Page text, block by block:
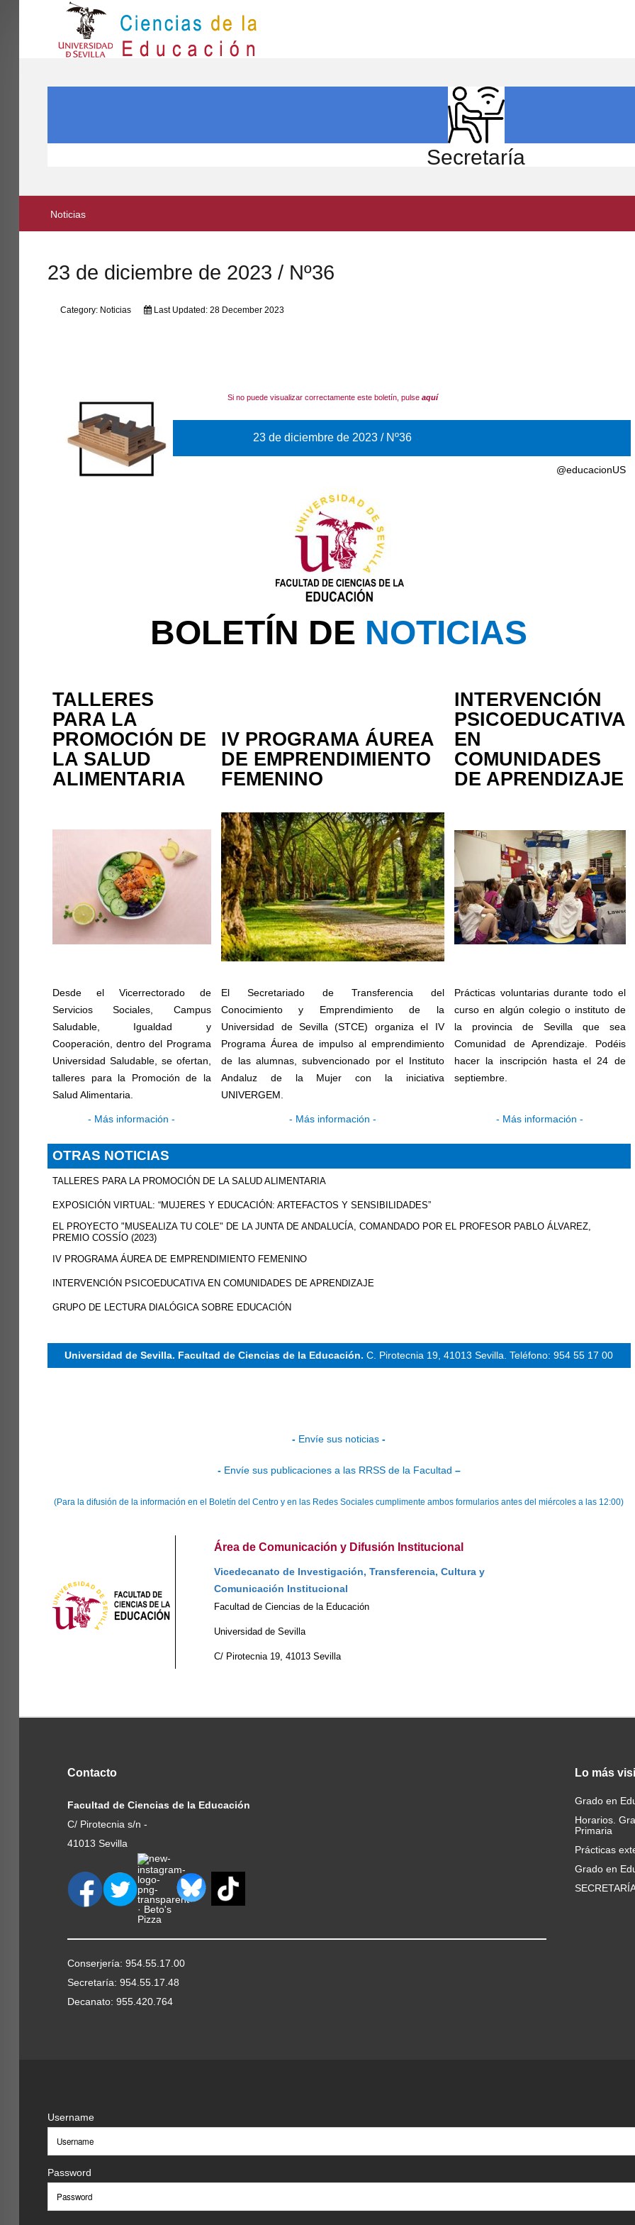
PARTICIPA
Secretaría
Noticias
23 de diciembre de 2023 / Nº36
Category: Noticias Last Updated: 28 December 2023
Si no puede visualizar correctamente este boletín, pulse aquí
23 de diciembre de 2023 / Nº36
@educacionUS
BOLETÍN DE NOTICIAS
TALLERES
PARA LA
PROMOCIÓN DE
LA SALUD
ALIMENTARIA
IV PROGRAMA ÁUREA
DE EMPRENDIMIENTO
FEMENINO
INTERVENCIÓN
PSICOEDUCATIVA
EN
COMUNIDADES
DE APRENDIZAJE
Desde el Vicerrectorado de
Servicios Sociales, Campus
Saludable, Igualdad y
Cooperación, dentro del Programa
Universidad Saludable, se ofertan,
talleres para la Promoción de la
Salud Alimentaria.
El Secretariado de Transferencia del
Conocimiento y Emprendimiento de la
Universidad de Sevilla (STCE) organiza el IV
Programa Áurea de impulso al emprendimiento
de las alumnas, subvencionado por el Instituto
Andaluz de la Mujer con la iniciativa
UNIVERGEM.
Prácticas voluntarias durante todo el
curso en algún colegio o instituto de
la provincia de Sevilla que sea
Comunidad de Aprendizaje. Podéis
hacer la inscripción hasta el 24 de
septiembre.
- Más información - - Más información - - Más información -
OTRAS NOTICIAS
TALLERES PARA LA PROMOCIÓN DE LA SALUD ALIMENTARIA
EXPOSICIÓN VIRTUAL: “MUJERES Y EDUCACIÓN: ARTEFACTOS Y SENSIBILIDADES”
EL PROYECTO "MUSEALIZA TU COLE" DE LA JUNTA DE ANDALUCÍA, COMANDADO POR EL PROFESOR PABLO ÁLVAREZ,
PREMIO COSSÍO (2023)
IV PROGRAMA ÁUREA DE EMPRENDIMIENTO FEMENINO
INTERVENCIÓN PSICOEDUCATIVA EN COMUNIDADES DE APRENDIZAJE
GRUPO DE LECTURA DIALÓGICA SOBRE EDUCACIÓN
Universidad de Sevilla. Facultad de Ciencias de la Educación.C. Pirotecnia 19, 41013 Sevilla.Teléfono: 954 55 17 00
- Envíe sus noticias -
- Envíe sus publicaciones a las RRSS de la Facultad –
(Para la difusión de la información en el Boletín del Centro y en las Redes Sociales cumplimente ambos formularios antes del miércoles a las 12:00)
Área de Comunicación y Difusión Institucional
Vicedecanato de Investigación, Transferencia, Cultura y
Comunicación Institucional
Facultad de Ciencias de la Educación
Universidad de Sevilla
C/ Pirotecnia 19, 41013 Sevilla
Contacto
Facultad de Ciencias de la Educación
C/ Pirotecnia s/n -
41013 Sevilla
Conserjería: 954.55.17.00
Secretaría: 954.55.17.48
Decanato: 955.420.764
Lo más
Grado en
Horarios.
Primaria
Prácticas
Grado en
Username
Password